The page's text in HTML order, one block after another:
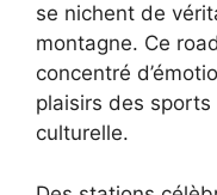
se nichent de
montagne. Ce
concentré
plaisirs des sports
culturelle.